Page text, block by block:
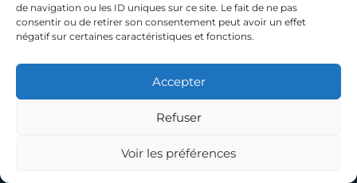
de navigation ou les ID uniques sur ce site. Le fait de ne pas
consentir ou de retirer son consentement peut avoir un effet
négatif sur certaines caractéristiques et fonctions.
Accepter
Refuser
Voir les préférences